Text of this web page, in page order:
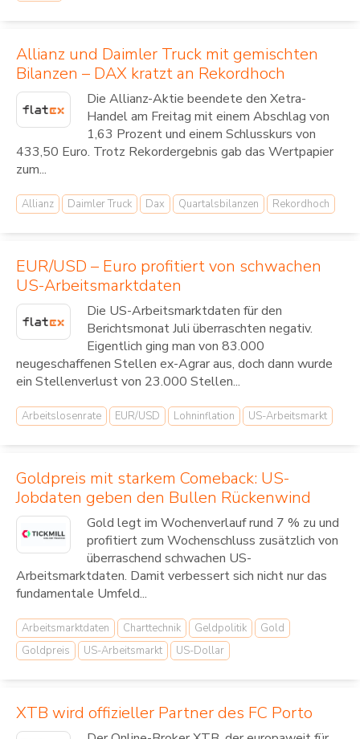
Allianz und Daimler Truck mit gemischten
Bilanzen – DAX kratzt an Rekordhoch
Die Allianz-Aktie beendete den Xetra-
Handel am Freitag mit einem Abschlag von
1,63 Prozent und einem Schlusskurs von
433,50 Euro. Trotz Rekordergebnis gab das Wertpapier
zum...
Allianz Daimler Truck Dax Quartalsbilanzen Rekordhoch
EUR/USD – Euro profitiert von schwachen
US-Arbeitsmarktdaten
Die US-Arbeitsmarktdaten für den
Berichtsmonat Juli überraschten negativ.
Eigentlich ging man von 83.000
neugeschaffenen Stellen ex-Agrar aus, doch dann wurde
ein Stellenverlust von 23.000 Stellen...
Arbeitslosenrate EUR/USD Lohninflation US-Arbeitsmarkt
Goldpreis mit starkem Comeback: US-
Jobdaten geben den Bullen Rückenwind
Gold legt im Wochenverlauf rund 7 % zu und
profitiert zum Wochenschluss zusätzlich von
überraschend schwachen US-
Arbeitsmarktdaten. Damit verbessert sich nicht nur das
fundamentale Umfeld...
Arbeitsmarktdaten Charttechnik Geldpolitik
Gold
Goldpreis
US-Arbeitsmarkt US-Dollar
XTB wird offizieller Partner des FC Porto